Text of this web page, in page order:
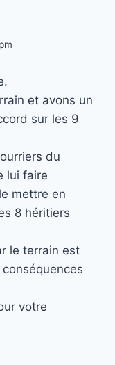
et avons un
sur les 9
du
lui faire
mettre en
8 héritiers
le terrain est
votre